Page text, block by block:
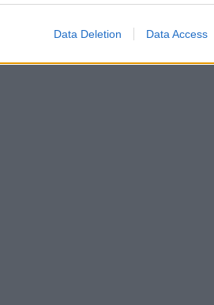
Data Deletion Data Access